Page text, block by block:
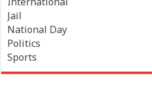
Jail
National Day
Politics
Sports